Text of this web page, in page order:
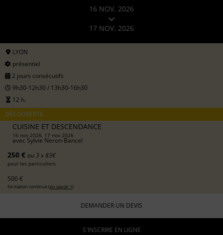
16 NOV. 2026
17 NOV. 2026
LYON
présentiel
2 jours consécutifs
9h30-12h30 / 13h30-16h30
12 h.
DÉCOUVERTE
CUISINE ET DESCENDANCE
16 nov 2026, 17 nov 2026
avec Sylvie Neron-Bancel
250 € ou 3 x 83€
pour les particuliers
500 €
formation continue (en savoir +)
DEMANDER UN DEVIS
S'INSCRIRE EN LIGNE